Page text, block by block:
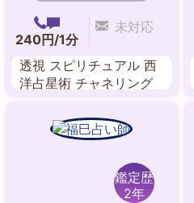
240円/1分
未対応
透視 スピリチュアル 西
洋占星術 チャネリング
ワーク
鑑定歴
2年